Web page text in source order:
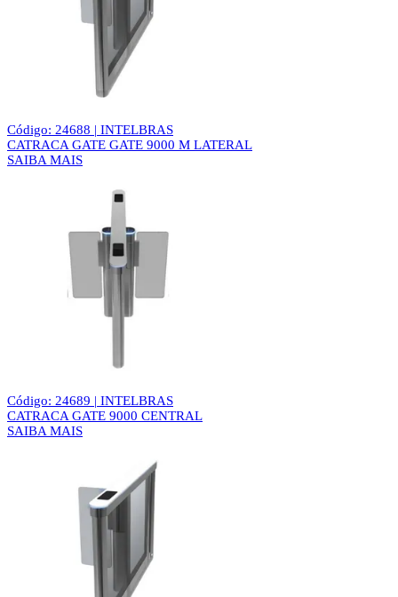
Código: 24688 | INTELBRAS
CATRACA GATE GATE 9000 M LATERAL
SAIBA MAIS
Código: 24689 | INTELBRAS
CATRACA GATE 9000 CENTRAL
SAIBA MAIS